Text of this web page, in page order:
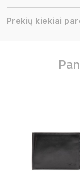
Prekių kiekiai